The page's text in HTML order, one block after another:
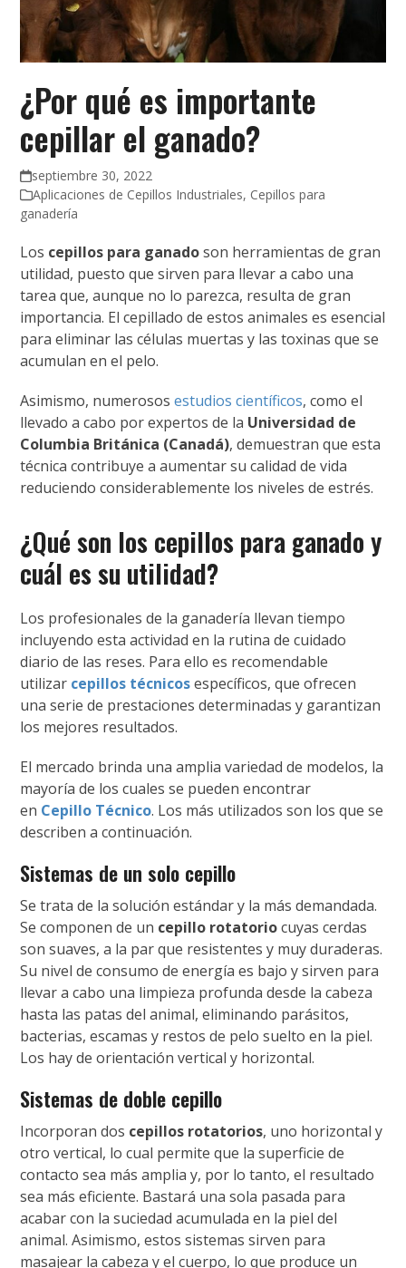
¿Por qué es importante
cepillar el ganado?
septiembre 30, 2022
Aplicaciones de Cepillos Industriales, Cepillos para
ganadería
Los cepillos para ganadoson herramientas de gran
utilidad, puesto que sirven para llevar a cabo una
tarea que, aunque no lo parezca, resulta de gran
importancia. El cepillado de estos animales es esencial
para eliminar las células muertas y las toxinas que se
acumulan en el pelo.
Asimismo, numerososestudios científicos, como el
llevado a cabo por expertos de la Universidad de
Columbia Británica (Canadá), demuestran que esta
técnica contribuye a aumentar su calidad de vida
reduciendo considerablemente los niveles de estrés.
¿Qué son los cepillos para ganado y
cuál es su utilidad?
Los profesionales de la ganadería llevan tiempo
incluyendo esta actividad en la rutina de cuidado
diario de las reses. Para ello es recomendable
utilizar cepillos técnicosespecíficos, que ofrecen
una serie de prestaciones determinadas y garantizan
los mejores resultados.
El mercado brinda una amplia variedad de modelos, la
mayoría de los cuales se pueden encontrar
en Cepillo Técnico. Los más utilizados son los que se
describen a continuación.
Sistemas de un solo cepillo
Se trata de la solución estándar y la más demandada.
Se componen de un cepillo rotatoriocuyas cerdas
son suaves, a la par que resistentes y muy duraderas.
Su nivel de consumo de energía es bajo y sirven para
llevar a cabo una limpieza profunda desde la cabeza
hasta las patas del animal, eliminando parásitos,
bacterias, escamas y restos de pelo suelto en la piel.
Los hay de orientación vertical y horizontal.
Sistemas de doble cepillo
Incorporan dos cepillos rotatorios, uno horizontal y
otro vertical, lo cual permite que la superficie de
contacto sea más amplia y, por lo tanto, el resultado
sea más eficiente. Bastará una sola pasada para
acabar con la suciedad acumulada en la piel del
animal. Asimismo, estos sistemas sirven para
masajear la cabeza y el cuerpo, lo que produce un